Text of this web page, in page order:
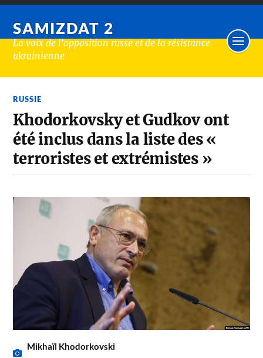
SAMIZDAT 2
La voix de l'opposition russe et de la résistance
ukrainienne
RUSSIE
Khodorkovsky et Gudkov ont
été inclus dans la liste des «
terroristes et extrémistes »
Mikhaïl Khodorkovski